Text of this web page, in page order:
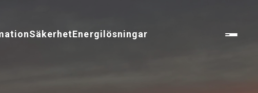
SäkerhetEnergilösningar